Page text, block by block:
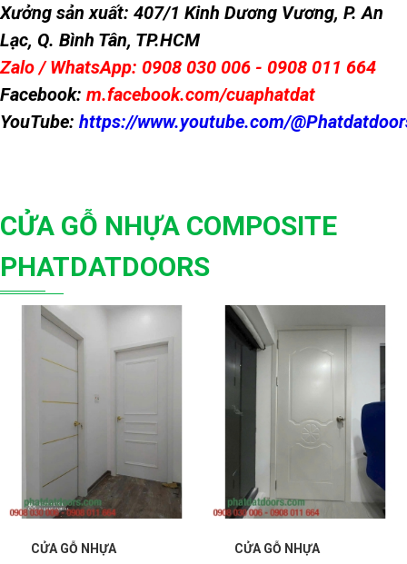
Xưởng sản xuất: 407/1 Kinh Dương Vương, P. An
Lạc, Q. Bình Tân, TP.HCM
Zalo / WhatsApp: 0908 030 006 - 0908 011 664
Facebook: m.facebook.com/cuaphatdat
YouTube: https://www.youtube.com/
CỬA GỖ NHỰA COMPOSITE
PHATDATDOORS
CỬA GỖ NHỰA
CỬA GỖ NHỰA